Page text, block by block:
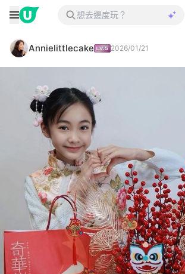
Annielittlecake 2026/01/21